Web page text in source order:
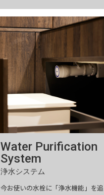
Water Purification
System
浄水システム
今お使いの水栓に「浄水機能」を追